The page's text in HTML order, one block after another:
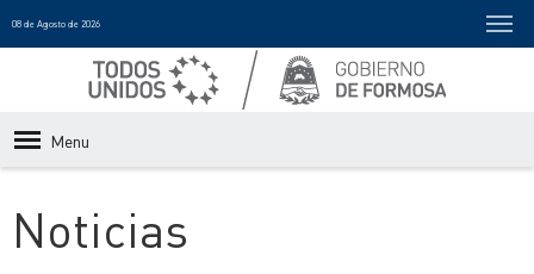
08 de Agosto de 2026
Menu
Noticias